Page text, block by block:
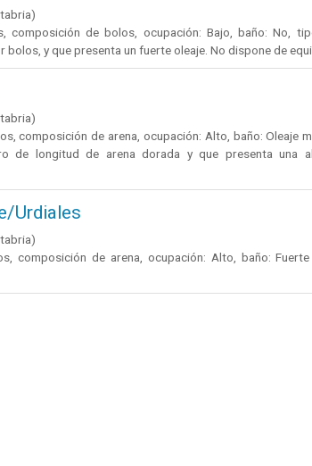
composición de bolos, ocupación: Bajo, baño: No,
bolos, y que presenta un fuerte oleaje. No dispone de
composición de arena, ocupación: Alto, baño: Oleaje
de longitud de arena dorada y que presenta una
Urdiales
composición de arena, ocupación: Alto, baño: